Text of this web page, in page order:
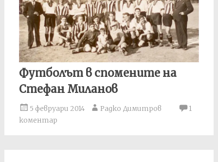
Футболът в спомените на
Стефан Миланов
5 февруари 2014 Радко Димитров
1
коментар